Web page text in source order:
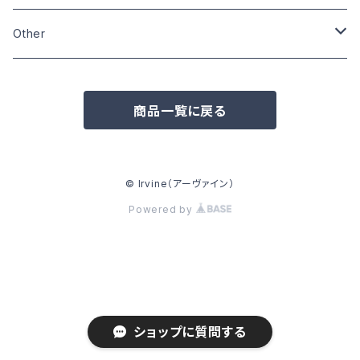
ショップに質問する
Size:M
Size:M
Other
Other
商品一覧に戻る
© Irvine（アーヴァイン）
Powered by